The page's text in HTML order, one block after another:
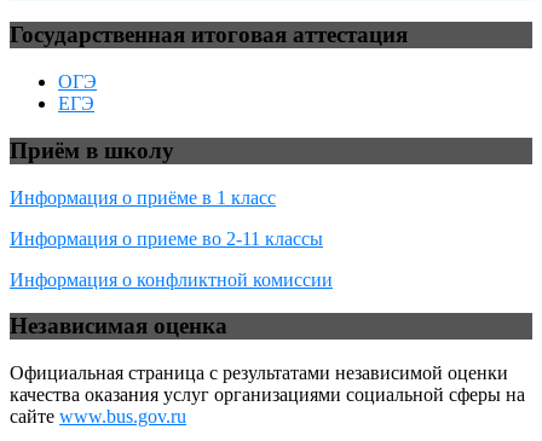
Государственная итоговая аттестация
ОГЭ
ЕГЭ
Приём в школу
Информация о приёме в 1 класс
Информация о приеме во 2-11 классы
Информация о конфликтной комиссии
Независимая оценка
Официальная страница с результатами независимой оценки
качества оказания услуг организациями социальной сферы на
сайте www.bus.gov.ru